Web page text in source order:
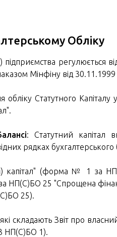
Обліку
регулюється
Мінфіну від
обліку Статутного Капіталу
: Статутний капітал
рядках бухгалтерського
капітал" (форма № 1 за
НП(С)БО 25 "Спрощена
25).
складають Звіт про
НП(С)БО 1).